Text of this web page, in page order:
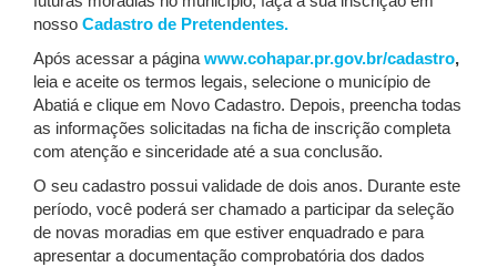
nosso Cadastro de Pretendentes.
Após acessar a página www.cohapar.pr.gov.br/cadastro,
leia e aceite os termos legais, selecione o município de
Abatiá e clique em Novo Cadastro. Depois, preencha todas
as informações solicitadas na ficha de inscrição completa
com atenção e sinceridade até a sua conclusão.
O seu cadastro possui validade de dois anos. Durante este
período, você poderá ser chamado a participar da seleção
de novas moradias em que estiver enquadrado e para
apresentar a documentação comprobatória dos dados